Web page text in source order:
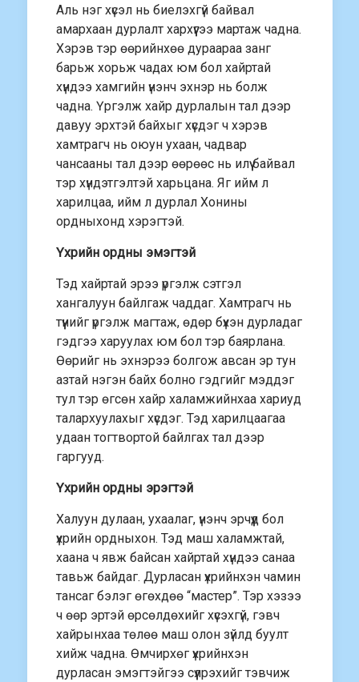
Аль нэг хүсэл нь биелэхгүй байвал
амархаан дурлалт хархүүгээ мартаж чадна.
Хэрэв тэр өөрийнхөө дураараа занг
барьж хорьж чадах юм бол хайртай
хүндээ хамгийн үнэнч эхнэр нь болж
чадна. Үргэлж хайр дурлалын тал дээр
давуу эрхтэй байхыг хүсдэг ч хэрэв
хамтрагч нь оюун ухаан, чадвар
чансааны тал дээр өөрөөс нь илүү байвал
тэр хүндэтгэлтэй харьцана. Яг ийм л
харилцаа, ийм л дурлал Хонины
ордныхонд хэрэгтэй.
Үхрийн ордны эмэгтэй
Тэд хайртай эрээ үргэлж сэтгэл
хангалуун байлгаж чаддаг. Хамтрагч нь
түүнийг үргэлж магтаж, өдөр бүхэн дурладаг
гэдгээ харуулах юм бол тэр баярлана.
Өөрийг нь эхнэрээ болгож авсан эр тун
азтай нэгэн байх болно гэдгийг мэддэг
тул тэр өгсөн хайр халамжийнхаа хариуд
талархуулахыг хүсдэг. Тэд харилцаагаа
удаан тогтвортой байлгах тал дээр
гаргууд.
Үхрийн ордны эрэгтэй
Халуун дулаан, ухаалаг, үнэнч эрчүүд бол
үхрийн ордныхон. Тэд маш халамжтай,
хаана ч явж байсан хайртай хүндээ санаа
тавьж байдаг. Дурласан үхрийнхэн чамин
тансаг бэлэг өгөхдөө “мастер”. Тэр хэзээ
ч өөр эртэй өрсөлдөхийг хүсэхгүй, гэвч
хайрынхаа төлөө маш олон зүйлд буулт
хийж чадна. Өмчирхөг үхрийнхэн
дурласан эмэгтэйгээ сүүлрэхийг тэвчиж